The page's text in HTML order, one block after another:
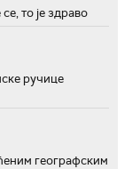
то је здраво
ручице
географским